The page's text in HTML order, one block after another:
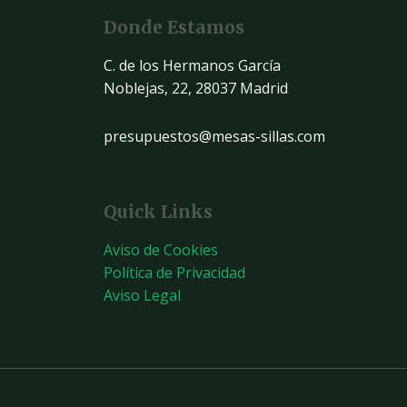
Donde Estamos
C. de los Hermanos García
Noblejas, 22, 28037 Madrid
presupuestos@mesas-sillas.com
Quick Links
Aviso de Cookies
Política de Privacidad
Aviso Legal